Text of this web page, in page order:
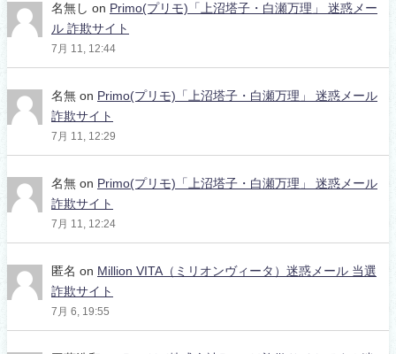
名無し on Primo(プリモ)「上沼塔子・白瀬万理」 迷惑メー
ル 詐欺サイト
7月 11, 12:44
名無 on Primo(プリモ)「上沼塔子・白瀬万理」 迷惑メール
詐欺サイト
7月 11, 12:29
名無 on Primo(プリモ)「上沼塔子・白瀬万理」 迷惑メール
詐欺サイト
7月 11, 12:24
匿名 on Million VITA（ミリオンヴィータ）迷惑メール 当選
詐欺サイト
7月 6, 19:55